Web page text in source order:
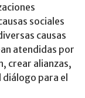
sociales
causas
atendidas por
crear alianzas,
para el